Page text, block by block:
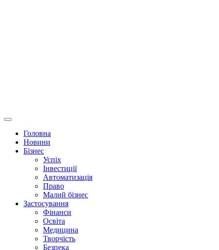
Головна
Новини
Бізнес
Успіх
Інвестиції
Автоматизація
Право
Малий бізнес
Застосування
Фінанси
Освіта
Медицина
Творчість
Безпека